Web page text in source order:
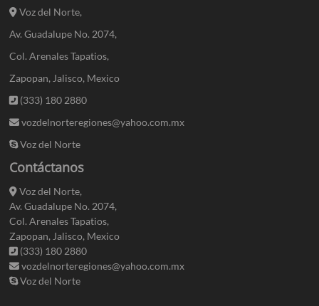
Voz del Norte,
Av. Guadalupe No. 2074,
Col. Arenales Tapatios,
Zapopan, Jalisco, Mexico
(333) 180 2880
vozdelnorteregiones@yahoo.com.mx
Voz del Norte
Contáctanos
Voz del Norte,
Av. Guadalupe No. 2074,
Col. Arenales Tapatios,
Zapopan, Jalisco, Mexico
(333) 180 2880
vozdelnorteregiones@yahoo.com.mx
Voz del Norte